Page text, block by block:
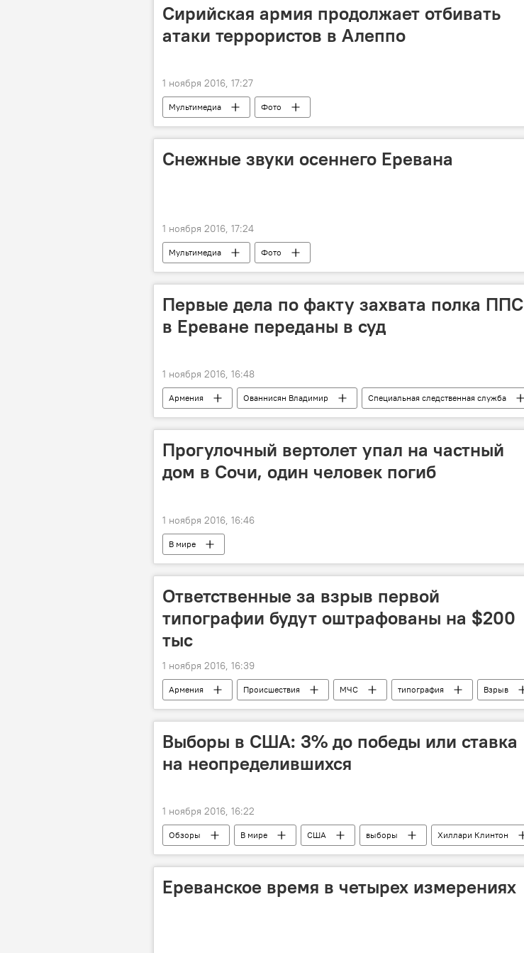
Сирийская армия продолжает отбивать
атаки террористов в Алеппо
1 ноября 2016, 17:27
Мультимедиа Фото
Снежные звуки осеннего Еревана
1 ноября 2016, 17:24
Мультимедиа Фото
Первые дела по факту захвата полка ППС
в Ереване переданы в суд
1 ноября 2016, 16:48
Армения Ованнисян Владимир
Специальная следственная служба
захват полка ППС в Ереване
Прогулочный вертолет упал на частный
дом в Сочи, один человек погиб
1 ноября 2016, 16:46
В мире
Ответственные за взрыв первой
типографии будут оштрафованы на $200
тыс
1 ноября 2016, 16:39
Армения Происшествия МЧС типография Взрыв
Выборы в США: 3% до победы или ставка
на неопределившихся
1 ноября 2016, 16:22
Обзоры В мире США выборы Хиллари Клинтон
Ереванское время в четырех измерениях